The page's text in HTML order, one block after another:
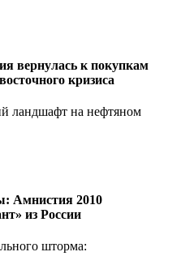
вернулась к покупкам
кризиса
ландшафт на нефтяном
Амнистия 2010
из России
шторма: